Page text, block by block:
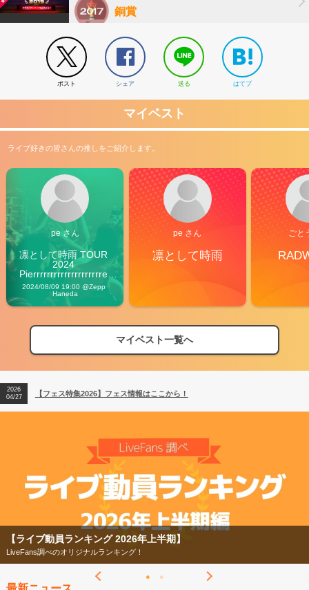
銅賞
ポスト シェア 送る はてブ
マイベスト
ライブ好きの皆さんの推しをご紹介します。
pe さん
凛として時雨 TOUR
2024
Pierrrrrrrrrrrrrrrrrrrre
Vibes
2024/08/09 19:00 @Zepp
Haneda
pe さん
凛として時雨
ごと
マイベスト一覧へ
【フェス特集2026】フェス情報はここから！
【ライブ動員ランキング】2026年上半期編発表！
2026
04/27
【フェス特集2026】フェス情報はここから！
2026
ンキング 2026年上半期】
ジナルランキング！